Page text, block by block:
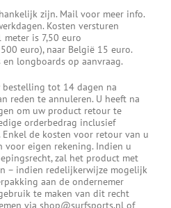
zijn. Mail voor meer info.
Kosten versturen
is 7,50 euro
euro), naar België 15 euro.
longboards op aanvraag.
bestelling tot 14 dagen na
reden te annuleren. U heeft na
om uw product retour te
orderbedrag inclusief
de kosten voor retour van u
eigen rekening. Indien u
zal het product met
– indien redelijkerwijze mogelijk
aan de ondernemer
te maken van dit recht
via shop@surfsports.nl of